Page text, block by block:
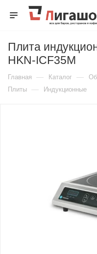
Плита
HKN-ICF35M
Главная — Каталог —
Плиты — Индукционные